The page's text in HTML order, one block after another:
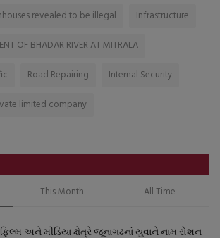
revealed to be illegal
Infrastructure
OF BHADAR RIVER AT MITRALA
Road Repairing
Internal Security
limited company
This Month All Time
ફિલ્મ અને મીડિયા ક્ષેત્રે જૂનાગઢનાં યુવાને નામ રોશન